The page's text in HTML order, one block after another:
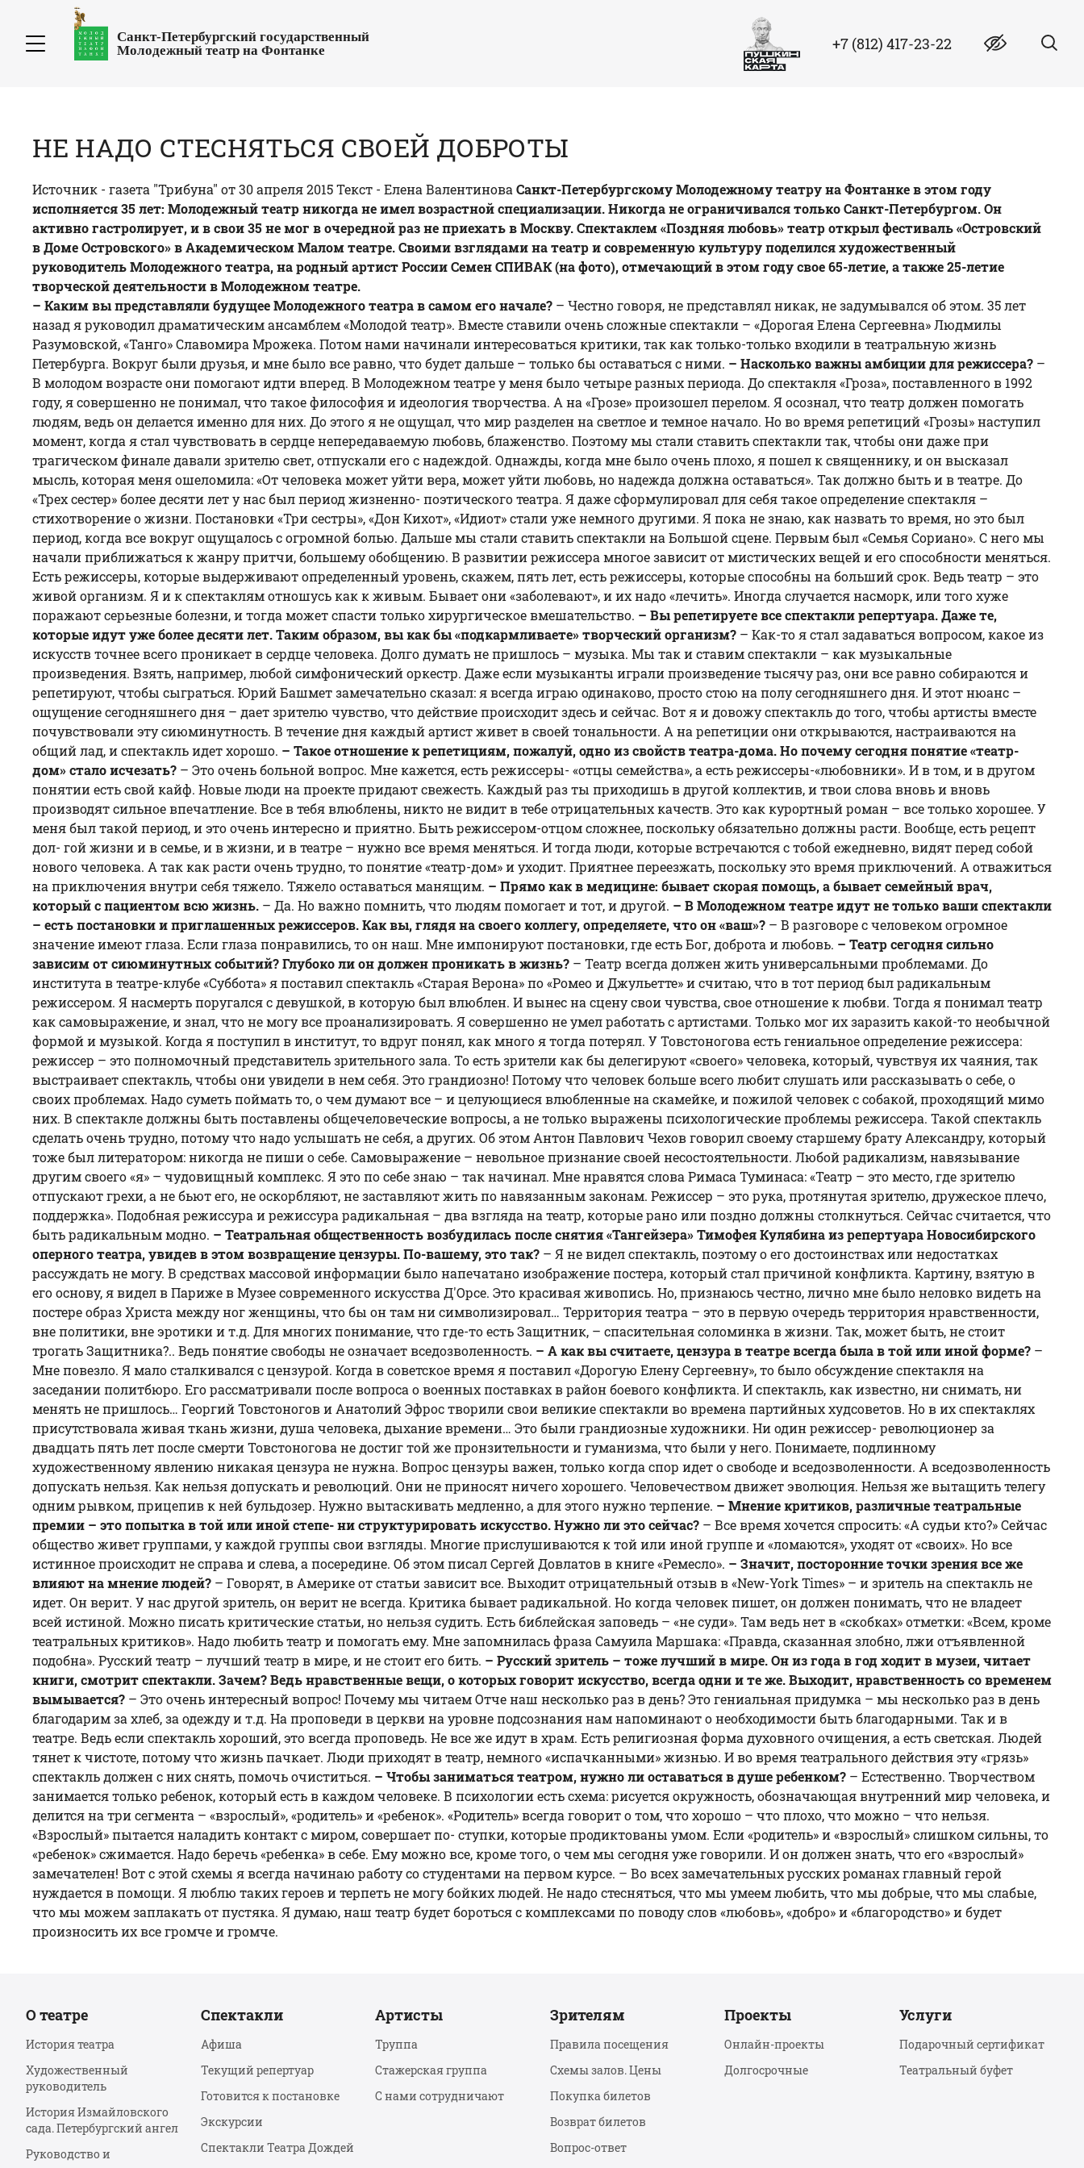
Санкт-Петербургский государственный
Молодежный театр на Фонтанке
+7 (812) 417-23-22
НЕ НАДО СТЕСНЯТЬСЯ СВОЕЙ ДОБРОТЫ
Источник - газета "Трибуна" от 30 апреля 2015 Текст - Елена Валентинова Санкт-Петербургскому Молодежному театру на Фонтанке в этом году
исполняется 35 лет: Молодежный театр никогда не имел возрастной специализации. Никогда не ограничивался только Санкт-Петербургом. Он
активно гастролирует, и в свои 35 не мог в очередной раз не приехать в Москву. Спектаклем «Поздняя любовь» театр открыл фестиваль «Островский
в Доме Островского» в Академическом Малом театре. Своими взглядами на театр и современную культуру поделился художественный
руководитель Молодежного театра, на родный артист РоссииСемен СПИВАК(на фото), отмечающий в этом году свое 65-летие, а также 25-летие
творческой деятельности в Молодежном театре.
– Каким вы представляли будущее Молодежного театра в самом его начале? – Честно говоря, не представлял никак, не задумывался об этом. 35 лет
назад я руководил драматическим ансамблем «Молодой театр». Вместе ставили очень сложные спектакли – «Дорогая Елена Сергеевна» Людмилы
Разумовской, «Танго» Славомира Мрожека. Потом нами начинали интересоваться критики, так как только-только входили в театральную жизнь
Петербурга. Вокруг были друзья, и мне было все равно, что будет дальше – только бы оставаться с ними. – Насколько важны амбиции для режиссера? –
В молодом возрасте они помогают идти вперед. В Молодежном театре у меня было четыре разных периода. До спектакля «Гроза», поставленного в 1992
году, я совершенно не понимал, что такое философия и идеология творчества. А на «Грозе» произошел перелом. Я осознал, что театр должен помогать
людям, ведь он делается именно для них. До этого я не ощущал, что мир разделен на светлое и темное начало. Но во время репетиций «Грозы» наступил
момент, когда я стал чувствовать в сердце непередаваемую любовь, блаженство. Поэтому мы стали ставить спектакли так, чтобы они даже при
трагическом финале давали зрителю свет, отпускали его с надеждой. Однажды, когда мне было очень плохо, я пошел к священнику, и он высказал
мысль, которая меня ошеломила: «От человека может уйти вера, может уйти любовь, но надежда должна оставаться». Так должно быть и в театре. До
«Трех сестер» более десяти лет у нас был период жизненно- поэтического театра. Я даже сформулировал для себя такое определение спектакля –
стихотворение о жизни. Постановки «Три сестры», «Дон Кихот», «Идиот» стали уже немного другими. Я пока не знаю, как назвать то время, но это был
период, когда все вокруг ощущалось с огромной болью. Дальше мы стали ставить спектакли на Большой сцене. Первым был «Семья Сориано». С него мы
начали приближаться к жанру притчи, большему обобщению. В развитии режиссера многое зависит от мистических вещей и его способности меняться.
Есть режиссеры, которые выдерживают определенный уровень, скажем, пять лет, есть режиссеры, которые способны на больший срок. Ведь театр – это
живой организм. Я и к спектаклям отношусь как к живым. Бывает они «заболевают», и их надо «лечить». Иногда случается насморк, или того хуже
поражают серьезные болезни, и тогда может спасти только хирургическое вмешательство. – Вы репетируете все спектакли репертуара. Даже те,
которые идут уже более десяти лет. Таким образом, вы как бы «подкармливаете» творческий организм? – Как-то я стал задаваться вопросом, какое из
искусств точнее всего проникает в сердце человека. Долго думать не пришлось – музыка. Мы так и ставим спектакли – как музыкальные
произведения. Взять, например, любой симфонический оркестр. Даже если музыканты играли произведение тысячу раз, они все равно собираются и
репетируют, чтобы сыграться. Юрий Башмет замечательно сказал: я всегда играю одинаково, просто стою на полу сегодняшнего дня. И этот нюанс –
ощущение сегодняшнего дня – дает зрителю чувство, что действие происходит здесь и сейчас. Вот я и довожу спектакль до того, чтобы артисты вместе
почувствовали эту сиюминутность. В течение дня каждый артист живет в своей тональности. А на репетиции они открываются, настраиваются на
общий лад, и спектакль идет хорошо. – Такое отношение к репетициям, пожалуй, одно из свойств театра-дома. Но почему сегодня понятие «театр-
дом» стало исчезать? – Это очень больной вопрос. Мне кажется, есть режиссеры- «отцы семейства», а есть режиссеры-«любовники». И в том, и в другом
понятии есть свой кайф. Новые люди на проекте придают свежесть. Каждый раз ты приходишь в другой коллектив, и твои слова вновь и вновь
производят сильное впечатление. Все в тебя влюблены, никто не видит в тебе отрицательных качеств. Это как курортный роман – все только хорошее. У
меня был такой период, и это очень интересно и приятно. Быть режиссером-отцом сложнее, поскольку обязательно должны расти. Вообще, есть рецепт
дол- гой жизни и в семье, и в жизни, и в театре – нужно все время меняться. И тогда люди, которые встречаются с тобой ежедневно, видят перед собой
нового человека. А так как расти очень трудно, то понятие «театр-дом» и уходит. Приятнее переезжать, поскольку это время приключений. А отважиться
на приключения внутри себя тяжело. Тяжело оставаться манящим. – Прямо как в медицине: бывает скорая помощь, а бывает семейный врач,
который с пациентом всю жизнь. – Да. Но важно помнить, что людям помогает и тот, и другой. – В Молодежном театре идут не только ваши спектакли
– есть постановки и приглашенных режиссеров. Как вы, глядя на своего коллегу, определяете, что он «ваш»? – В разговоре с человеком огромное
значение имеют глаза. Если глаза понравились, то он наш. Мне импонируют постановки, где есть Бог, доброта и любовь. – Театр сегодня сильно
зависим от сиюминутных событий? Глубоко ли он должен проникать в жизнь? – Театр всегда должен жить универсальными проблемами. До
института в театре-клубе «Суббота» я поставил спектакль «Старая Верона» по «Ромео и Джульетте» и считаю, что в тот период был радикальным
режиссером. Я насмерть поругался с девушкой, в которую был влюблен. И вынес на сцену свои чувства, свое отношение к любви. Тогда я понимал театр
как самовыражение, и знал, что не могу все проанализировать. Я совершенно не умел работать с артистами. Только мог их заразить какой-то необычной
формой и музыкой. Когда я поступил в институт, то вдруг понял, как много я тогда потерял. У Товстоногова есть гениальное определение режиссера:
режиссер – это полномочный представитель зрительного зала. То есть зрители как бы делегируют «своего» человека, который, чувствуя их чаяния, так
выстраивает спектакль, чтобы они увидели в нем себя. Это грандиозно! Потому что человек больше всего любит слушать или рассказывать о себе, о
своих проблемах. Надо суметь поймать то, о чем думают все – и целующиеся влюбленные на скамейке, и пожилой человек с собакой, проходящий мимо
них. В спектакле должны быть поставлены общечеловеческие вопросы, а не только выражены психологические проблемы режиссера. Такой спектакль
сделать очень трудно, потому что надо услышать не себя, а других. Об этом Антон Павлович Чехов говорил своему старшему брату Александру, который
тоже был литератором: никогда не пиши о себе. Самовыражение – невольное признание своей несостоятельности. Любой радикализм, навязывание
другим своего «я» – чудовищный комплекс. Я это по себе знаю – так начинал. Мне нравятся слова Римаса Туминаса: «Театр – это место, где зрителю
отпускают грехи, а не бьют его, не оскорбляют, не заставляют жить по навязанным законам. Режиссер – это рука, протянутая зрителю, дружеское плечо,
поддержка». Подобная режиссура и режиссура радикальная – два взгляда на театр, которые рано или поздно должны столкнуться. Сейчас считается, что
быть радикальным модно. – Театральная общественность возбудилась после снятия «Тангейзера» Тимофея Кулябина из репертуара Новосибирского
оперного театра, увидев в этом возвращение цензуры. По-вашему, это так? – Я не видел спектакль, поэтому о его достоинствах или недостатках
рассуждать не могу. В средствах массовой информации было напечатано изображение постера, который стал причиной конфликта. Картину, взятую в
его основу, я видел в Париже в Музее современного искусства Д'Орсе. Это красивая живопись. Но, признаюсь честно, лично мне было неловко видеть на
постере образ Христа между ног женщины, что бы он там ни символизировал… Территория театра – это в первую очередь территория нравственности,
вне политики, вне эротики и т.д. Для многих понимание, что где-то есть Защитник, – спасительная соломинка в жизни. Так, может быть, не стоит
трогать Защитника?.. Ведь понятие свободы не означает вседозволенность. – А как вы считаете, цензура в театре всегда была в той или иной форме? –
Мне повезло. Я мало сталкивался с цензурой. Когда в советское время я поставил «Дорогую Елену Сергеевну», то было обсуждение спектакля на
заседании политбюро. Его рассматривали после вопроса о военных поставках в район боевого конфликта. И спектакль, как известно, ни снимать, ни
менять не пришлось… Георгий Товстоногов и Анатолий Эфрос творили свои великие спектакли во времена партийных худсоветов. Но в их спектаклях
присутствовала живая ткань жизни, душа человека, дыхание времени… Это были грандиозные художники. Ни один режиссер- революционер за
двадцать пять лет после смерти Товстоногова не достиг той же пронзительности и гуманизма, что были у него. Понимаете, подлинному
художественному явлению никакая цензура не нужна. Вопрос цензуры важен, только когда спор идет о свободе и вседозволенности. А вседозволенность
допускать нельзя. Как нельзя допускать и революций. Они не приносят ничего хорошего. Человечеством движет эволюция. Нельзя же вытащить телегу
одним рывком, прицепив к ней бульдозер. Нужно вытаскивать медленно, а для этого нужно терпение. – Мнение критиков, различные театральные
премии – это попытка в той или иной степе- ни структурировать искусство. Нужно ли это сейчас? – Все время хочется спросить: «А судьи кто?» Сейчас
общество живет группами, у каждой группы свои взгляды. Многие прислушиваются к той или иной группе и «ломаются», уходят от «своих». Но все
истинное происходит не справа и слева, а посередине. Об этом писал Сергей Довлатов в книге «Ремесло». – Значит, посторонние точки зрения все же
влияют на мнение людей? – Говорят, в Америке от статьи зависит все. Выходит отрицательный отзыв в «New-York Times» – и зритель на спектакль не
идет. Он верит. У нас другой зритель, он верит не всегда. Критика бывает радикальной. Но когда человек пишет, он должен понимать, что не владеет
всей истиной. Можно писать критические статьи, но нельзя судить. Есть библейская заповедь – «не суди». Там ведь нет в «скобках» отметки: «Всем, кроме
театральных критиков». Надо любить театр и помогать ему. Мне запомнилась фраза Самуила Маршака: «Правда, сказанная злобно, лжи отъявленной
подобна». Русский театр – лучший театр в мире, и не стоит его бить. – Русский зритель – тоже лучший в мире. Он из года в год ходит в музеи, читает
книги, смотрит спектакли. Зачем? Ведь нравственные вещи, о которых говорит искусство, всегда одни и те же. Выходит, нравственность со временем
вымывается? – Это очень интересный вопрос! Почему мы читаем Отче наш несколько раз в день? Это гениальная придумка – мы несколько раз в день
благодарим за хлеб, за одежду и т.д. На проповеди в церкви на уровне подсознания нам напоминают о необходимости быть благодарными. Так и в
театре. Ведь если спектакль хороший, это всегда проповедь. Не все же идут в храм. Есть религиозная форма духовного очищения, а есть светская. Людей
тянет к чистоте, потому что жизнь пачкает. Люди приходят в театр, немного «испачканными» жизнью. И во время театрального действия эту «грязь»
спектакль должен с них снять, помочь очиститься. – Чтобы заниматься театром, нужно ли оставаться в душе ребенком? – Естественно. Творчеством
занимается только ребенок, который есть в каждом человеке. В психологии есть схема: рисуется окружность, обозначающая внутренний мир человека, и
делится на три сегмента – «взрослый», «родитель» и «ребенок». «Родитель» всегда говорит о том, что хорошо – что плохо, что можно – что нельзя.
«Взрослый» пытается наладить контакт с миром, совершает по- ступки, которые продиктованы умом. Если «родитель» и «взрослый» слишком сильны, то
«ребенок» сжимается. Надо беречь «ребенка» в себе. Ему можно все, кроме того, о чем мы сегодня уже говорили. И он должен знать, что его «взрослый»
замечателен! Вот с этой схемы я всегда начинаю работу со студентами на первом курсе. – Во всех замечательных русских романах главный герой
нуждается в помощи. Я люблю таких героев и терпеть не могу бойких людей. Не надо стесняться, что мы умеем любить, что мы добрые, что мы слабые,
что мы можем заплакать от пустяка. Я думаю, наш театр будет бороться с комплексами по поводу слов «любовь», «добро» и «благородство» и будет
произносить их все громче и громче.
О театре
История театра
Художественный
руководитель
История Измайловского
сада. Петербургский ангел
Руководство и
Спектакли
Афиша
Текущий репертуар
Готовится к постановке
Экскурсии
Спектакли Театра Дождей
Артисты
Труппа
Стажерская группа
С нами сотрудничают
Зрителям
Правила посещения
Схемы залов. Цены
Покупка билетов
Возврат билетов
Вопрос-ответ
Проекты
Онлайн-проекты
Долгосрочные
Услуги
Подарочный сертификат
Театральный буфет